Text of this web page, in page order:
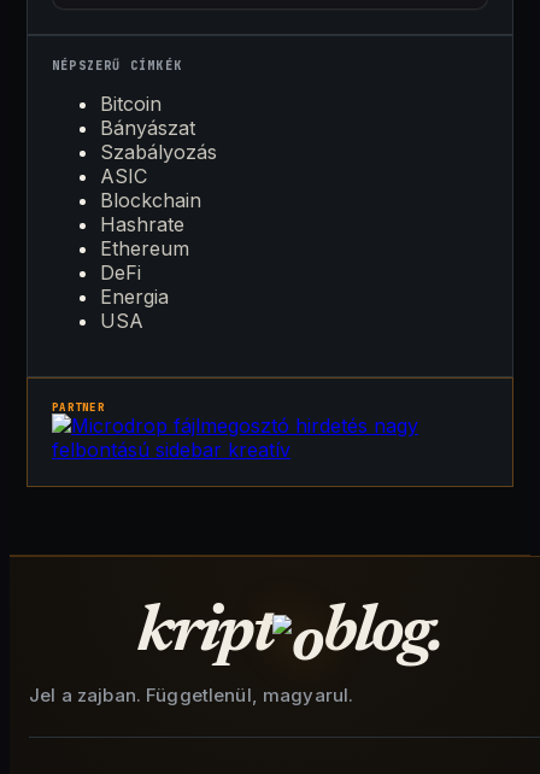
NÉPSZERŰ CÍMKÉK
Bitcoin
Bányászat
Szabályozás
ASIC
Blockchain
Hashrate
Ethereum
DeFi
Energia
USA
PARTNER
kript blog.
Jel a zajban. Függetlenül, magyarul.